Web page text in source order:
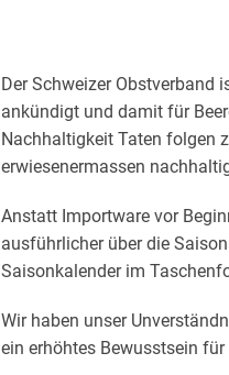
Der Schweizer Obstverband
ankündigt und damit für
Nachhaltigkeit Taten folgen
erwiesenermassen
Anstatt Importware vor
ausführlicher über die
Saisonkalender im
Wir haben unser
ein erhöhtes Bewusstsein